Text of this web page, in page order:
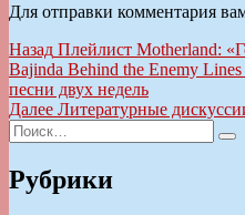
Для отправки комментария
Навигация
по
записям
Назад Предыдущая
запись:
Плейлист Motherland:
Bajinda Behind the Enemy
песни двух недель
Далее Следующая
Литературные
Искать:
Рубрики